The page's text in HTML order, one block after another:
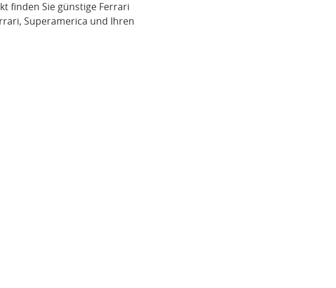
finden Sie günstige Ferrari
, Superamerica und Ihren